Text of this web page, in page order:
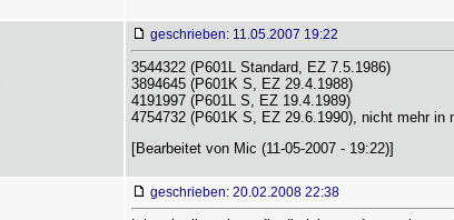
geschrieben: 11.05.2007 19:22
3544322 (P601L Standard, EZ 7.5.1986)
3894645 (P601K S, EZ 29.4.1988)
4191997 (P601L S, EZ 19.4.1989)
4754732 (P601K S, EZ 29.6.1990), nicht mehr
[Bearbeitet von Mic (11-05-2007 - 19:22)]
geschrieben: 20.02.2008 22:38